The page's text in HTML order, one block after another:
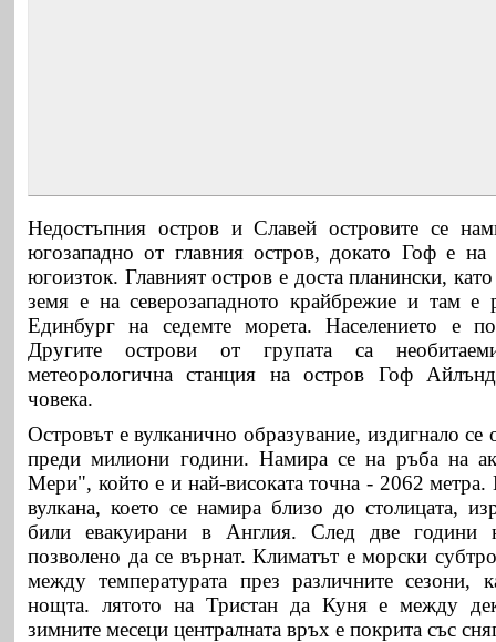
Недостъпния остров и Славей островите се
югозападно от главния остров, докато Гоф е
югоизток. Главният остров е доста планински,
земя е на северозападното крайбрежие и там е
Единбург на седемте морета. Населението е
Другите острови от групата са
метеорологична станция на остров Гоф
човека.
Островът е вулканично образувание, издигнало се
преди милиони години. Намира се на ръба на
Мери", който е и най-високата точна - 2062 метра.
вулкана, което се намира близо до стoлицата,
били евакуирани в Англия. След две години
позволено да се върнат. Климатът е морски
между температурата през различните
нощта. лятото на Тристан да Куня е между
зимните месеци централната връх е покрита със